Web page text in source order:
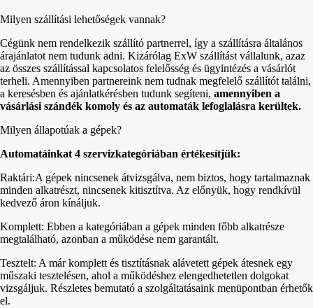
Milyen szállítási lehetőségek vannak?
Cégünk nem rendelkezik szállító partnerrel, így a szállításra általános
árajánlatot nem tudunk adni. Kizárólag ExW szállítást vállalunk, azaz
az összes szállítással kapcsolatos felelősség és ügyintézés a vásárlót
terheli. Amennyiben partnereink nem tudnak megfelelő szállítót találni,
a keresésben és ajánlatkérésben tudunk segíteni, amennyiben a
vásárlási szándék komoly és az automaták lefoglalásra kerültek.
Milyen állapotúak a gépek?
Automatáinkat 4 szervizkategóriában értékesítjük:
Raktári:A gépek nincsenek átvizsgálva, nem biztos, hogy tartalmaznak
minden alkatrészt, nincsenek kitisztítva. Az előnyük, hogy rendkívül
kedvező áron kínáljuk.
Komplett: Ebben a kategóriában a gépek minden főbb alkatrésze
megtalálható, azonban a működése nem garantált.
Tesztelt: A már komplett és tisztításnak alávetett gépek átesnek egy
műszaki tesztelésen, ahol a működéshez elengedhetetlen dolgokat
vizsgáljuk. Részletes bemutató a szolgáltatásaink menüpontban érhetők
el.